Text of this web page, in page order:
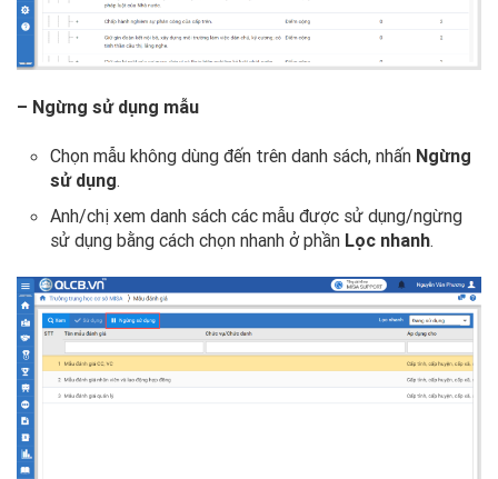
– Ngừng sử dụng mẫu
Chọn mẫu không dùng đến trên danh sách, nhấn Ngừng
sử dụng.
Anh/chị xem danh sách các mẫu được sử dụng/ngừng
sử dụng bằng cách chọn nhanh ở phần Lọc nhanh.